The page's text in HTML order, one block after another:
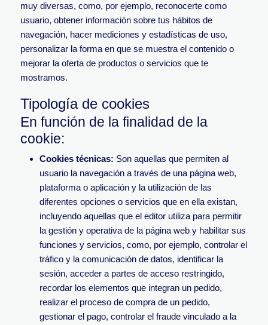
muy diversas, como, por ejemplo, reconocerte como
usuario, obtener información sobre tus hábitos de
navegación, hacer mediciones y estadísticas de uso,
personalizar la forma en que se muestra el contenido o
mejorar la oferta de productos o servicios que te
mostramos.
Tipología de cookies
En función de la finalidad de la
cookie:
Cookies técnicas: Son aquellas que permiten al
usuario la navegación a través de una página web,
plataforma o aplicación y la utilización de las
diferentes opciones o servicios que en ella existan,
incluyendo aquellas que el editor utiliza para permitir
la gestión y operativa de la página web y habilitar sus
funciones y servicios, como, por ejemplo, controlar el
tráfico y la comunicación de datos, identificar la
sesión, acceder a partes de acceso restringido,
recordar los elementos que integran un pedido,
realizar el proceso de compra de un pedido,
gestionar el pago, controlar el fraude vinculado a la